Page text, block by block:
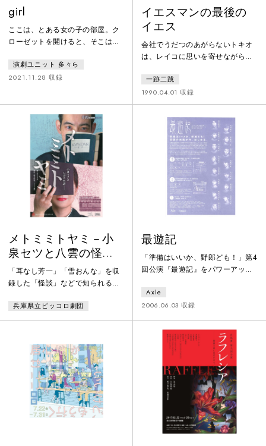
girl
ここは、とある女の子の部屋。ク
ローゼットを開けると、そこはま
の奥にある小さな教会へ、今日も
少女は歩いて行く。時の止まった
の様子は変わっていった。肌の色
も、声も、身体の大きさも。きっ
ともう明日には、教会の扉に入れ
演劇ユニット 多々ら
2021.11.28 収録
イエスマンの最後の
イエス
会社でうだつのあがらないトキオ
は、レイコに思いを寄せながら、
えない。ある日、永遠の時を手に
入れられるという「神になる本」
を目にしたトキオは、輪廻転生を
信じ、意を決してビルから飛び降
りる。こうして生死を超えて、愛
する人を追い続けるトキオの旅が
始まる。だが、それは「オイディ
プス」「ロミオとジュリエッ
ト」、はたまた「サザエさん」と
いった、すべて「あらかじめ用意
された物語」を
一跡二跳
1990.04.01 収録
メトミミトヤミ－小
泉セツと八雲の怪談
－
「耳なし芳一」「雪おんな」を収
録した「怪談」などで知られる小
世界を描く。
兵庫県立ピッコロ劇団
最遊記
「準備はいいか、野郎ども！」第4
回公演『最遊記』をパワーアップ
来の出演となる郷本直也を配し、
キャスティングを一新。また、
も一層の厚みを増した。三蔵、悟
空、悟浄、八戒、それぞれの持つ
重い過去が、妖怪たちが荒れ狂う
桃源郷を舞台に絡み合う。戦いに
明け暮れる日々。次々と現れる強
大な敵。いつ果てるとも知れぬ永
い旅路の果てに三蔵一行の見るも
Axle
2006.06.03 収録